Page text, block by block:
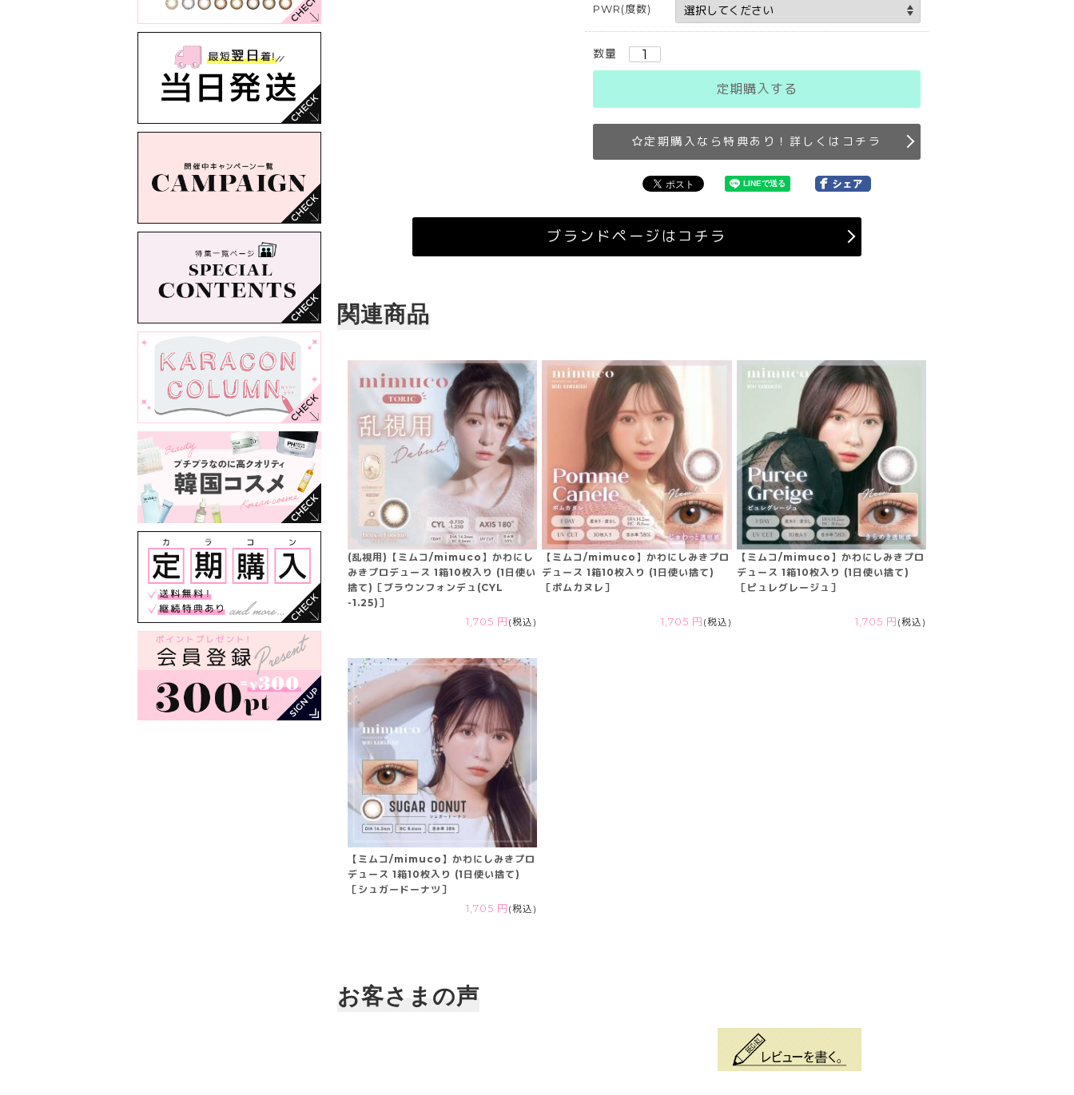
PWR(度数)
数量
定期購入する
定期購入なら特典あり！詳しくはコチラ
ブランドページはコチラ
関連商品
(乱視用)【ミムコ/mimuco】かわにし
みきプロデュース 1箱10枚入り (1日使い
捨て)［ブラウンフォンデュ(CYL
-1.25)］
1,705 円 (税込)
【ミムコ/mimuco】かわにしみきプロ
デュース 1箱10枚入り (1日使い捨て)
［ポムカヌレ］
1,705 円 (税込)
【ミムコ/mimuco】かわにしみきプロ
デュース 1箱10枚入り (1日使い捨て)
［ピュレグレージュ］
1,705 円 (税込)
【ミムコ/mimuco】かわにしみきプロ
デュース 1箱10枚入り (1日使い捨て)
［シュガードーナツ］
1,705 円 (税込)
お客さまの声